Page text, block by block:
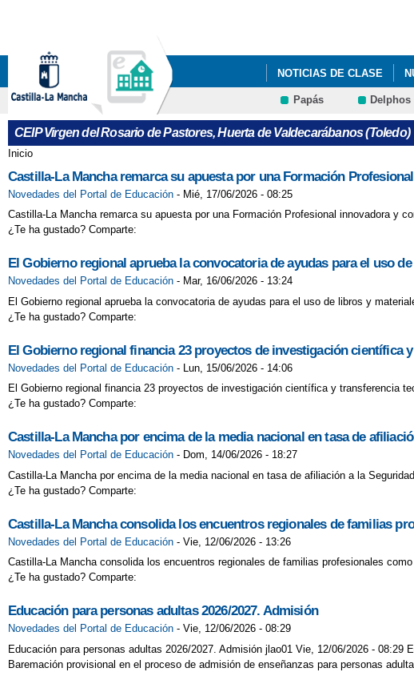
NOTICIAS DE CLASE
Papás Delphos
CEIP Virgen del Rosario de Pastores, Huerta de Valdecarábanos (Toledo)
Se encuentra usted aquí
Inicio
Castilla-La Mancha remarca su apuesta por una Formación
Novedades del Portal de Educación - Mié, 17/06/2026 - 08:25
Castilla-La Mancha remarca su apuesta por una Formación Profesional innovadora y
¿Te ha gustado? Comparte:
El Gobierno regional aprueba la convocatoria de ayudas para el uso
Novedades del Portal de Educación - Mar, 16/06/2026 - 13:24
El Gobierno regional aprueba la convocatoria de ayudas para el uso de libros y
¿Te ha gustado? Comparte:
El Gobierno regional financia 23 proyectos de investigación científica
Novedades del Portal de Educación - Lun, 15/06/2026 - 14:06
El Gobierno regional financia 23 proyectos de investigación científica y transferencia
¿Te ha gustado? Comparte:
Castilla-La Mancha por encima de la media nacional en tasa de
Novedades del Portal de Educación - Dom, 14/06/2026 - 18:27
Castilla-La Mancha por encima de la media nacional en tasa de afiliación a la
¿Te ha gustado? Comparte:
Castilla-La Mancha consolida los encuentros regionales de familias
Novedades del Portal de Educación - Vie, 12/06/2026 - 13:26
Castilla-La Mancha consolida los encuentros regionales de familias profesionales
¿Te ha gustado? Comparte:
Educación para personas adultas 2026/2027. Admisión
Novedades del Portal de Educación - Vie, 12/06/2026 - 08:29
Educación para personas adultas 2026/2027. Admisión jlao01 Vie, 12/06/2026 - 08:29
Baremación provisional en el proceso de admisión de enseñanzas para personas